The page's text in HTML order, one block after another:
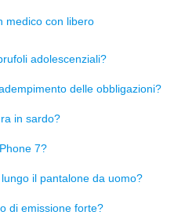
medico con libero
adolescenziali?
delle obbligazioni?
in sardo?
7?
il pantalone da uomo?
di emissione forte?